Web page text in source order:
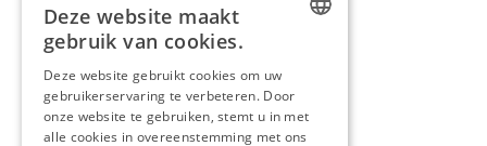
ENGLISH
FRENCH
Deze website maakt
gebruik van cookies.
Deze website gebruikt cookies om uw
gebruikerservaring te verbeteren. Door
onze website te gebruiken, stemt u in met
alle cookies in overeenstemming met ons